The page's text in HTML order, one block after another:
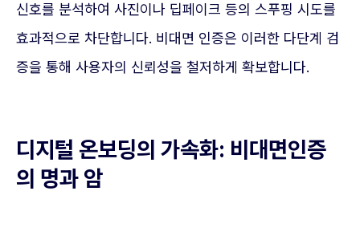
신호를 분석하여 사진이나 딥페이크 등의 스푸핑 시도를
효과적으로 차단합니다. 비대면 인증은 이러한 다단계 검
증을 통해 사용자의 신뢰성을 철저하게 확보합니다.
디지털 온보딩의 가속화: 비대면인증
의 명과 암